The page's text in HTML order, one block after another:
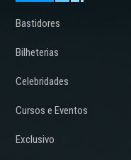
Bastidores
Bilheterias
Celebridades
Cursos e Eventos
Exclusivo